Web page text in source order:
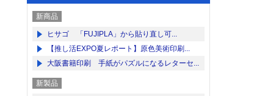
新商品
ヒサゴ 「FUJIPLA」から貼り直し可...
【推し活EXPO夏レポート】原色美術印刷...
大阪書籍印刷 手紙がパズルになるレターセ...
新製品